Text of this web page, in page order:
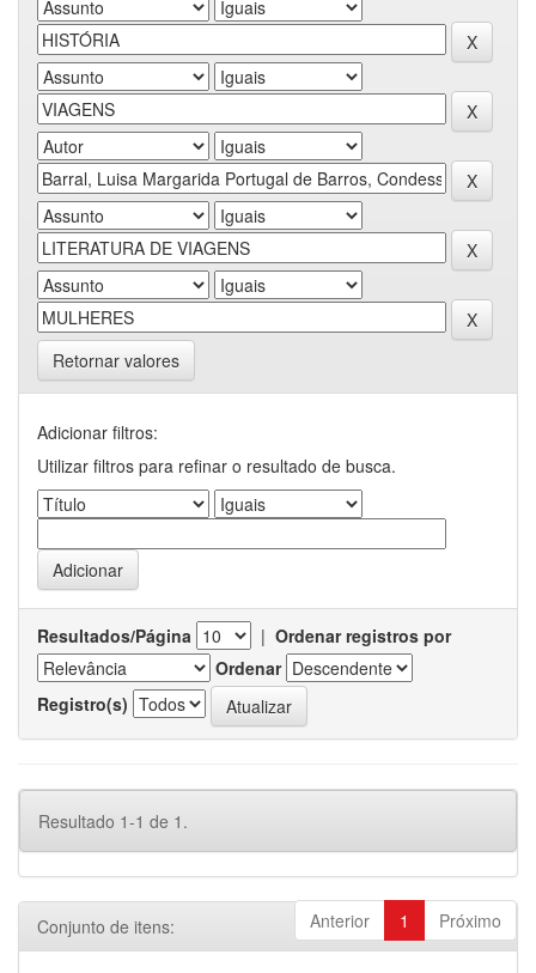
Retornar valores
Adicionar filtros:
Utilizar filtros para refinar o resultado de busca.
Resultados/Página | Ordenar registros por
Ordenar
Registro(s)
Resultado 1-1 de 1.
Anterior 1 Próximo
Conjunto de itens: